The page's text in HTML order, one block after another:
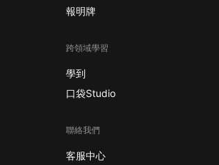
報明牌
跨領域學習
學到
口袋Studio
聯絡我們
客服中心